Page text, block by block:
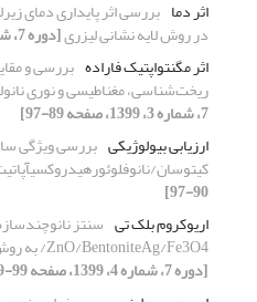
اثر دما بررسی اثر پایداری دمای
در روش لایه نشانی لیزری[دوره 7، شماره 1، 1399، صفحه 25-29]
اثر مگنتواپتیک فاراده بررسی و
ریخت‌شناسی، مغناطیسی و نوری
7، شماره 3، 1399، صفحه 89-97]
ارزیابی بیولوژیکی بررسی ویژگی
کیتوسان/
90-97]
اریوکروم بلک تی سنتز
ZnO/BentoniteAg/Fe3O4/ به روش سبز با کاربرد فوتوکاتالیستی
[دوره 7، شماره 4، 1399، صفحه 99-109]